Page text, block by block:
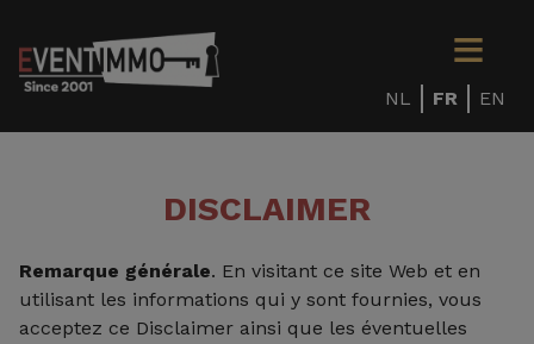
NL FR EN
DISCLAIMER
Remarque générale. En visitant ce site Web et en
utilisant les informations qui y sont fournies, vous
acceptez ce Disclaimer ainsi que les éventuelles